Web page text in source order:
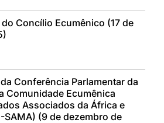
Concílio Ecumênico (17 de
Conferência Parlamentar da
Comunidade Ecumênica
Associados da África e
SAMA) (9 de dezembro de